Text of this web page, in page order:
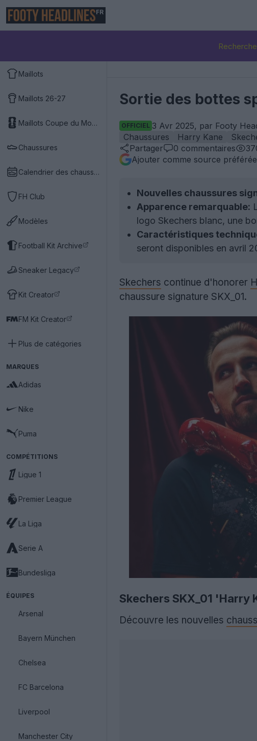
FR
Maillots
Maillots 26-27
Maillots Coupe du Monde 2026
Chaussures
Calendrier des chaussures
FH Club
Modèles
Football Kit Archive
Sneaker Legacy
Kit Creator
FM Kit Creator
Plus de catégories
MARQUES
Adidas
Nike
Puma
COMPÉTITIONS
Ligue 1
Premier League
La Liga
Serie A
Bundesliga
ÉQUIPES
Arsenal
Bayern München
Chelsea
FC Barcelona
Liverpool
Manchester City
Sortie des bottes
OFFICIEL 3 Avr 2025, par Footy
Chaussures
Harry Kane
Partager
0 commentaires
Ajouter comme source préférée
Nouvelles chaussures
Apparence remarquable:
logo Skechers blanc, une
Caractéristiques
seront disponibles en avril
Skechers continue d'honorer
chaussure signature SKX_01.
Skechers SKX_01 'Harry
Découvre les nouvelles